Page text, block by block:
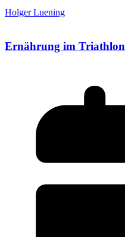
Holger Luening
Ernährung im Triathlon